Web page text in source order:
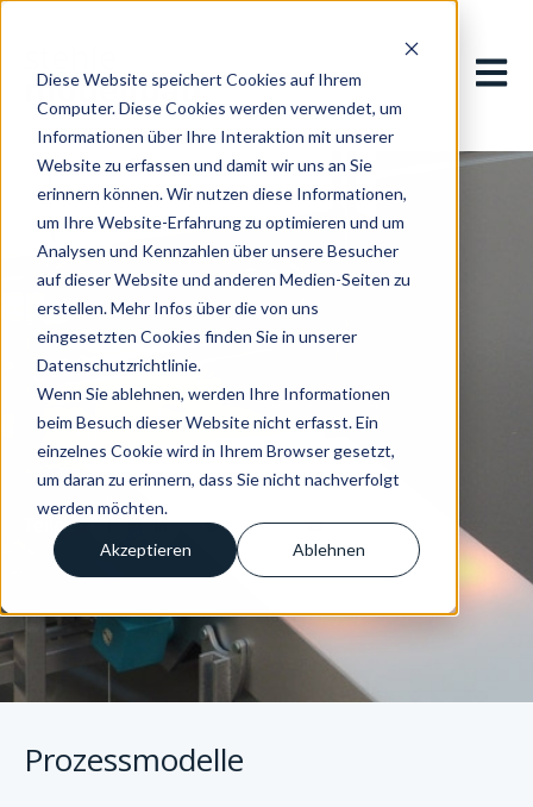
Diese Website speichert Cookies auf Ihrem
Computer. Diese Cookies werden verwendet, um
Informationen über Ihre Interaktion mit unserer
Website zu erfassen und damit wir uns an Sie
erinnern können. Wir nutzen diese Informationen,
um Ihre Website-Erfahrung zu optimieren und um
Analysen und Kennzahlen über unsere Besucher
auf dieser Website und anderen Medien-Seiten zu
erstellen. Mehr Infos über die von uns
eingesetzten Cookies finden Sie in unserer
Datenschutzrichtlinie.
Wenn Sie ablehnen, werden Ihre Informationen
beim Besuch dieser Website nicht erfasst. Ein
einzelnes Cookie wird in Ihrem Browser gesetzt,
um daran zu erinnern, dass Sie nicht nachverfolgt
werden möchten.
Akzeptieren Ablehnen
Teilen:
Prozessmodelle